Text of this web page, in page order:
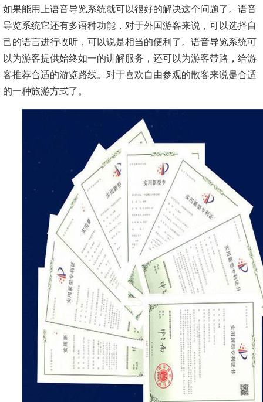
如果能用上语音导览系统就可以很好的解决这个问题了。语音
导览系统它还有多语种功能，对于外国游客来说，可以选择自
己的语言进行收听，可以说是相当的便利了。语音导览系统可
以为游客提供始终如一的讲解服务，还可以为游客带路，给游
客推荐合适的游览路线。对于喜欢自由参观的散客来说是合适
的一种旅游方式了。